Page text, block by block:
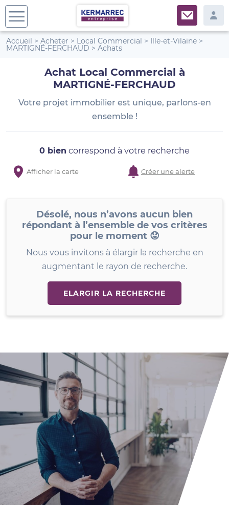
Accueil > Acheter > Local Commercial > Ille-et-Vilaine >
MARTIGNÉ-FERCHAUD > Achats
Achat Local Commercial à
MARTIGNÉ-FERCHAUD
Votre projet immobilier est unique, parlons-en
ensemble !
0 bien correspond à votre recherche
Afficher la carte Créer une alerte
Désolé, nous n’avons aucun bien
répondant à l’ensemble de vos critères
pour le moment 😟
Nous vous invitons à élargir la recherche en
augmentant le rayon de recherche.
ELARGIR LA RECHERCHE